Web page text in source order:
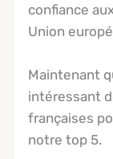
confiance
Union
Maintenant
intéressant
françaises
notre top 5.